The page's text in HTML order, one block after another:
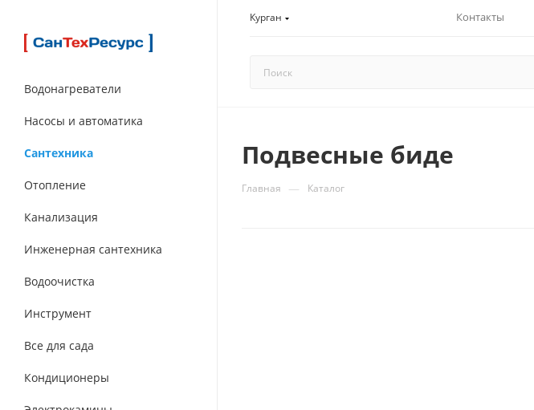
Курган Контакты
Водонагреватели
Насосы и автоматика
Сантехника
Отопление
Канализация
Инженерная сантехника
Водоочистка
Инструмент
Все для сада
Кондиционеры
Подвесные биде
Главная — Каталог